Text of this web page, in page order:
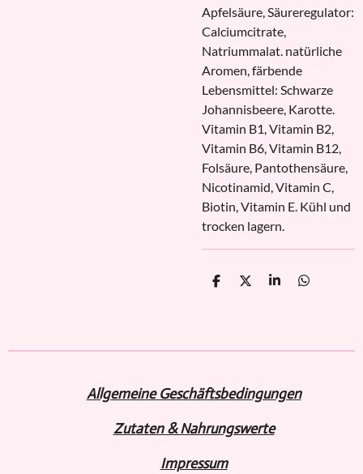
Apfelsäure, Säureregulator:
Calciumcitrate,
Natriummalat. natürliche
Aromen, färbende
Lebensmittel: Schwarze
Johannisbeere, Karotte.
Vitamin B1, Vitamin B2,
Vitamin B6, Vitamin B12,
Folsäure, Pantothensäure,
Nicotinamid, Vitamin C,
Biotin, Vitamin E. Kühl und
trocken lagern.
T
n
T
n
T
n
T
n
Allgemeine Geschäftsbedingungen
Zutaten & Nahrungswerte
Impressum